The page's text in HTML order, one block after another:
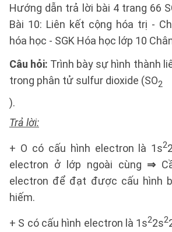
Hướng dẫn trả lời bài 4 trang 66
Bài 10: Liên kết cộng hóa trị -
hóa học - SGK Hóa học lớp 10
Câu hỏi: Trình bày sự hình thành
trong phân tử sulfur dioxide (SO2
).
Trả lời:
+ O có cấu hình electron là 1s2
electron ở lớp ngoài cùng ⇒
electron để đạt được cấu hình
hiếm.
+ S có cấu hình electron là 1s22s2